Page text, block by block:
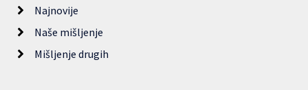
Najnovije
Naše mišljenje
Mišljenje drugih